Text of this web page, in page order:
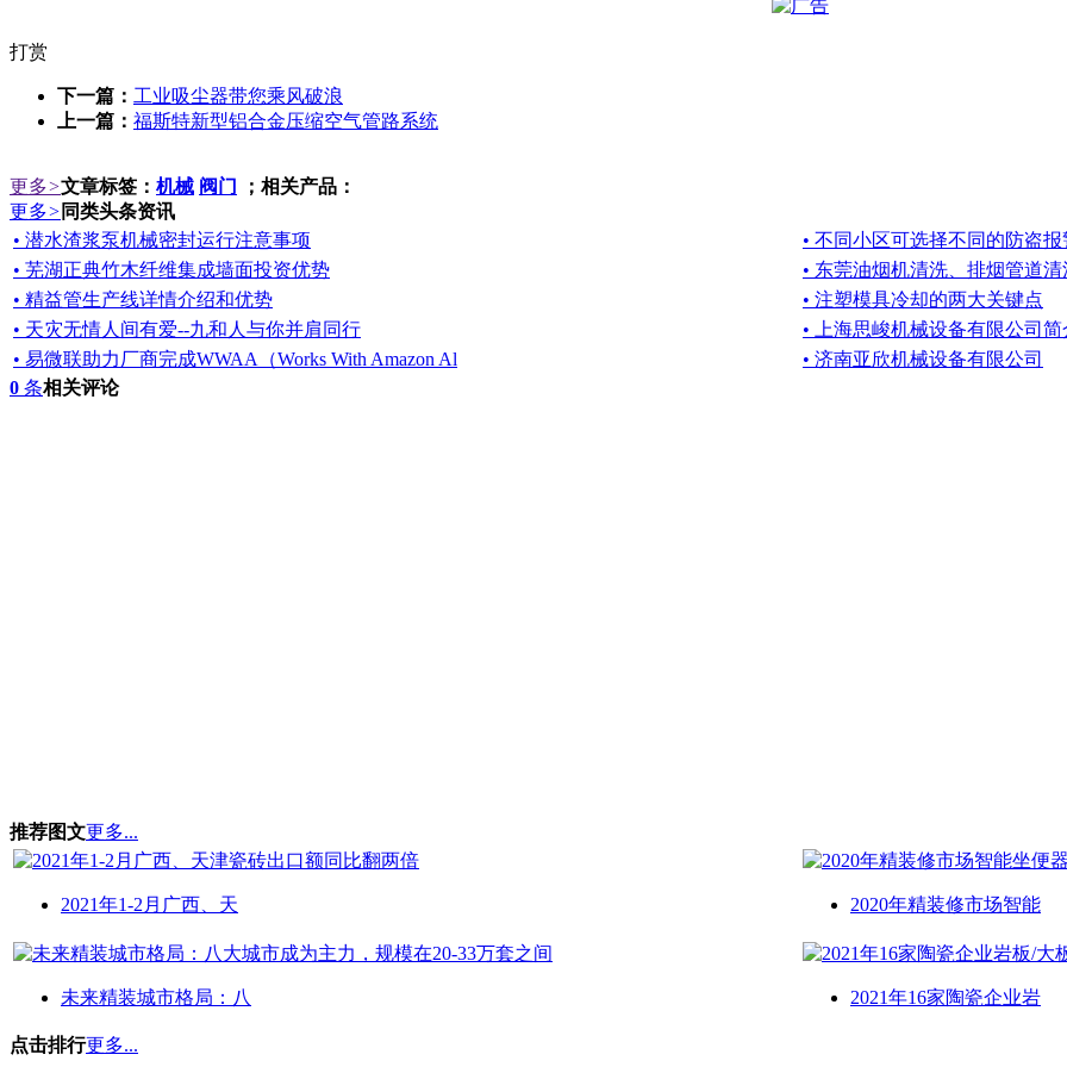
打赏
下一篇： 工业吸尘器带您乘风破浪
上一篇： 福斯特新型铝合金压缩空气管路系统
更多>文章标签： 机械 阀门
；相关产品：
更多> 同类头条资讯
• 潜水渣浆泵机械密封运行注意事项
• 不同小区可选择不同的防盗
• 芜湖正典竹木纤维集成墙面投资优势
• 东莞油烟机清洗、排烟管道清
• 精益管生产线详情介绍和优势
• 注塑模具冷却的两大关键点
• 天灾无情人间有爱--九和人与你并肩同行
• 上海思峻机械设备有限公司简
• 易微联助力厂商完成WWAA（Works With Amazon Al
• 济南亚欣机械设备有限公司
0 条相关评论
推荐图文更多...
2021年1-2月广西、天 2020年精装修市场智能
未来精装城市格局：八 2021年16家陶瓷企业岩
点击排行更多...